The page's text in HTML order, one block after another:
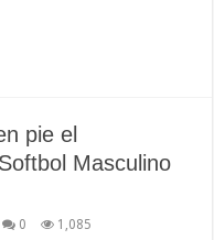
pie el
Masculino
0 1,085